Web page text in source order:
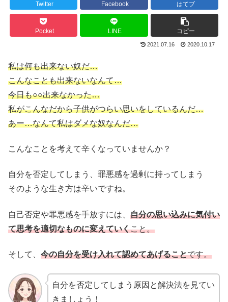
Twitter Facebook はてブ
Pocket LINE コピー
2021.07.16 2020.10.17
私は何も出来ない奴だ…
こんなことも出来ないなんて…
今日も○○出来なかった…
私がこんなだから子供がつらい思いをしているんだ…
あー…なんて私はダメな奴なんだ…
こんなことを考えて辛くなっていませんか？
自分を否定してしまう、罪悪感を過剰に持ってしまう
そのような生き方は辛いですね。
自己否定や罪悪感を手放すには、 自分の思い込みに気付い
て思考を適切なものに変えていくこと。
そして、 今の自分を受け入れて認めてあげることです。
自分を否定してしまう原因と解決法を見てい
きましょう！